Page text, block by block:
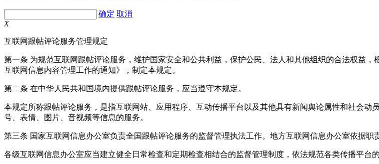
确定 取消
X
互联网跟帖评论服务管理规定
第一条 为规范互联网跟帖评论服务，维护国家安全和公共利益，保护公民、法人和其他组织的合法权益
互联网信息内容管理工作的通知》，制定本规定。
第二条 在中华人民共和国境内提供跟帖评论服务，应当遵守本规定。
本规定所称跟帖评论服务，是指互联网站、应用程序、互动传播平台以及其他具有新闻舆论属性和社会
号、表情、图片、音视频等信息的服务。
第三条 国家互联网信息办公室负责全国跟帖评论服务的监督管理执法工作。地方互联网信息办公室依据职
各级互联网信息办公室应当建立健全日常检查和定期检查相结合的监督管理制度，依法规范各类传播平台